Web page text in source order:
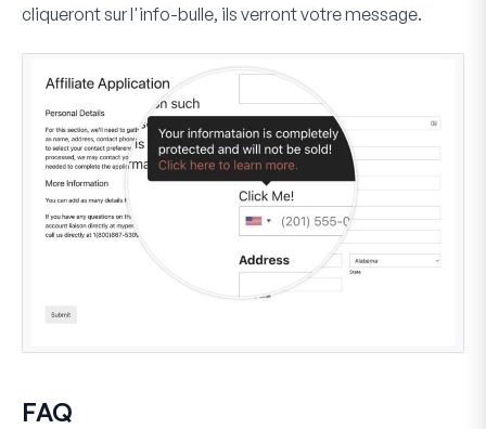
cliqueront sur l'info-bulle, ils verront votre message.
FAQ